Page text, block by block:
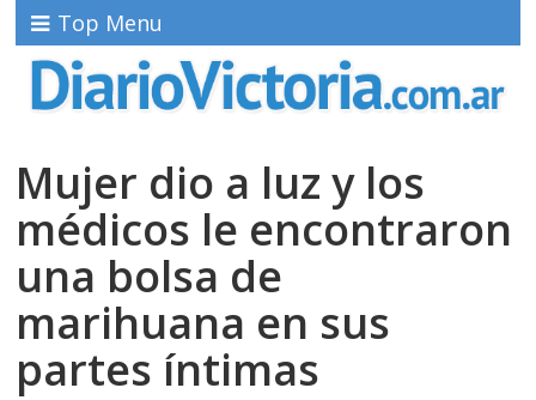
Top Menu
Mujer dio a luz y los
médicos le encontraron
una bolsa de
marihuana en sus
partes íntimas